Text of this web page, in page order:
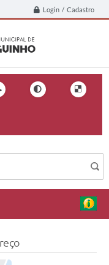
Login / Cadastro